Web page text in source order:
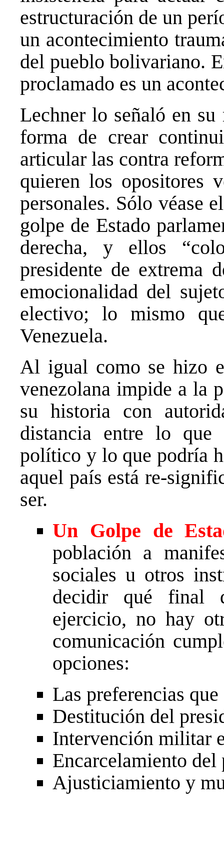
estructuración de un
un acontecimiento
del pueblo bolivariano.
proclamado es un
Lechner lo señaló en su
forma de crear
articular las contra
quieren los opositores
personales. Sólo véase
golpe de Estado
derecha, y ellos
presidente de extrema
emocionalidad del
electivo; lo mismo
Venezuela.
Al igual como se hizo
venezolana impide a la
su historia con
distancia entre lo que
político y lo que podría
aquel país está re-
ser.
Un Golpe de
población a
sociales u otros
decidir qué final
ejercicio, no hay
comunicación
opciones:
Las preferencias
Destitución del
Intervención militar
Encarcelamiento del
Ajusticiamiento y